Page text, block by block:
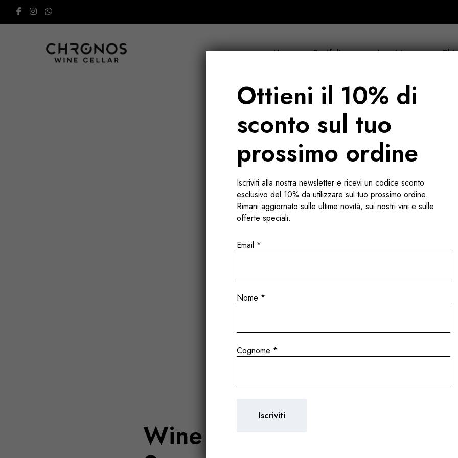
Home Portfolio Acquista ora Chi
Wine Tasting Portfolio
Ottieni il 10% di
sconto sul tuo
prossimo ordine
Iscriviti alla nostra newsletter e ricevi un codice sconto
esclusivo del 10% da utilizzare sul tuo prossimo ordine.
Rimani aggiornato sulle ultime novità, sui nostri vini e sulle
offerte speciali.
Email *
Nome *
Cognome *